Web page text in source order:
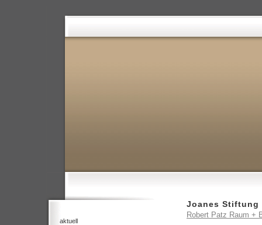
aktuell
Joanes Stiftung
Robert Patz Raum +